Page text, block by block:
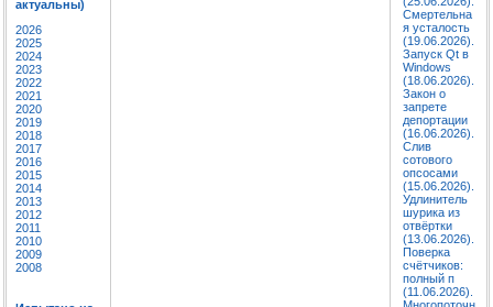
актуальны)
2026
2025
2024
2023
2022
2021
2020
2019
2018
2017
2016
2015
2014
2013
2012
2011
2010
2009
2008
Смертельна
я усталость
(19.06.2026).
Запуск Qt в
Windows
(18.06.2026).
Закон о
запрете
депортации
(16.06.2026).
Слив
сотового
опсосами
(15.06.2026).
Удлинитель
шурика из
отвёртки
(13.06.2026).
Поверка
счётчиков:
полный п
(11.06.2026).